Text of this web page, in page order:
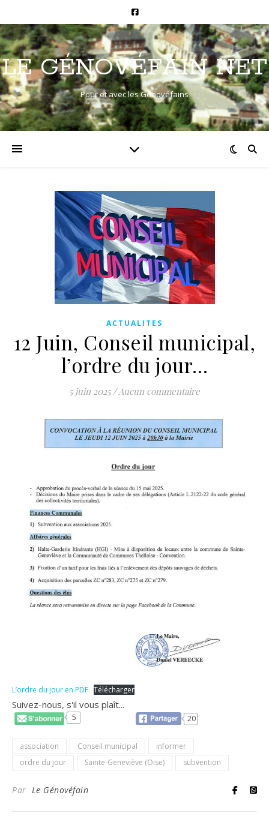
LE GÉNOVÉFAIN NET
Pour et avec les Génovéfains
ACTUALITES
12 Juin, Conseil municipal,
l’ordre du jour…
5 juin 2025 /Aucun commentaire
L’ordre du jour en PDF Télécharger
Suivez-nous, s'il vous plaît...
5 20
association Conseil municipal
informer
ordre du jour
Sainte-Geneviève (Oise) subvention
Par Le Génovéfain